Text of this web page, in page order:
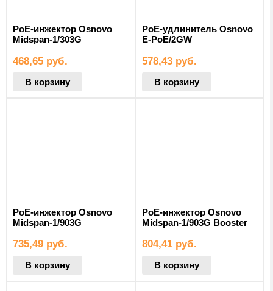
PoE-инжектор Osnovo
Midspan-1/303G
468,65 руб.
В корзину
PoE-удлинитель Osnovo
E-PoE/2GW
578,43 руб.
В корзину
PoE-инжектор Osnovo
Midspan-1/903G
735,49 руб.
В корзину
PoE-инжектор Osnovo
Midspan-1/903G Booster
804,41 руб.
В корзину